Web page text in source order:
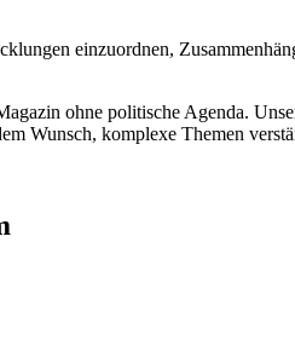
einzuordnen,
ohne politische Agenda.
Wunsch, komplexe Themen